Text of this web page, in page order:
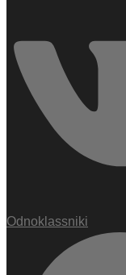
Odnoklassniki